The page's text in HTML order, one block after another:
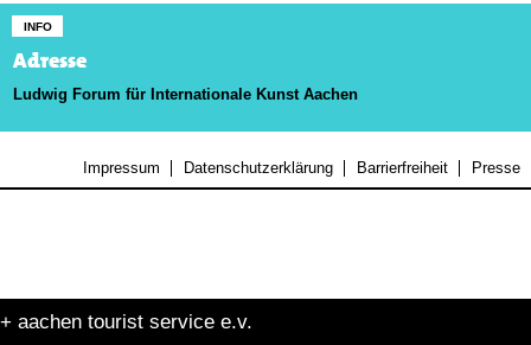
INFO
Adresse
Ludwig Forum für Internationale Kunst Aachen
Impressum Datenschutzerklärung Barrierfreiheit Presse
+ aachen tourist service e.v.